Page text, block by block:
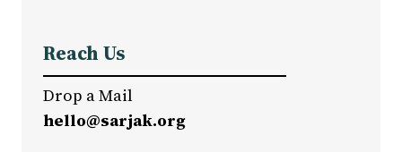
Reach Us
Drop a Mail
hello@sarjak.org